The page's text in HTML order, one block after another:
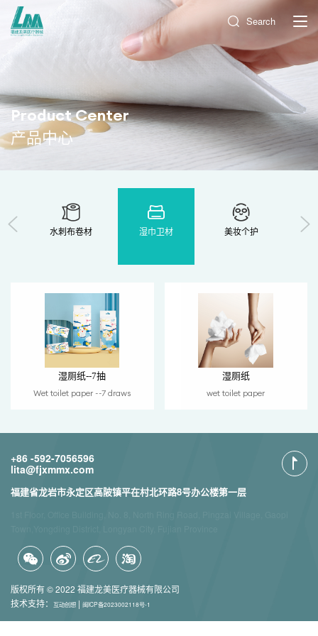
Search
Product Center
产品中心
水刺布卷材 湿巾卫材 美妆个护
湿厕纸--7抽
Wet toilet paper --7 draws
湿厕纸
wet toilet paper
版权所有 © 2022 福建龙美医疗器械有限公司
技术支持：
互动创想 | 闽ICP备2023002118号-1
+86 -592-7056596
lita@fjxmmx.com
福建省龙岩市永定区高陂镇平在村北环路8号办公楼第一层